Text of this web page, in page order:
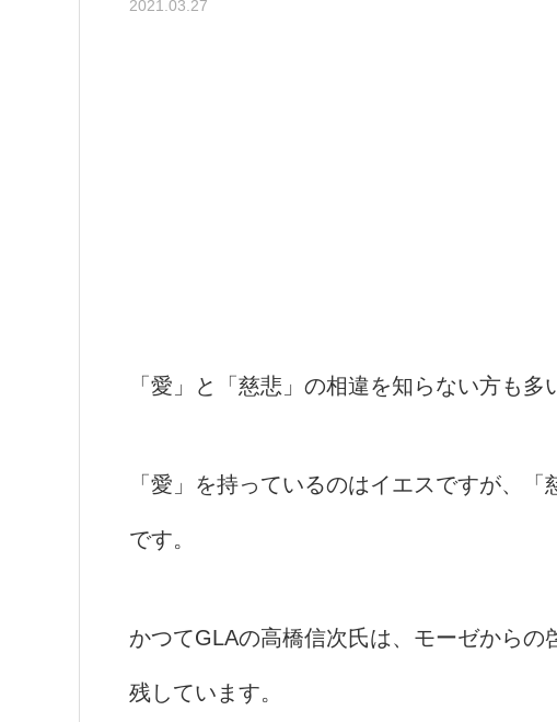
2021.03.27
「愛」と「慈悲」の相違を知らない方も多
「愛」を持っているのはイエスですが、
です。
かつてGLAの高橋信次氏は、モーゼからの
残しています。